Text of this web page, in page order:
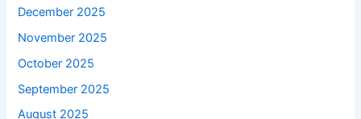
December 2025
November 2025
October 2025
September 2025
August 2025